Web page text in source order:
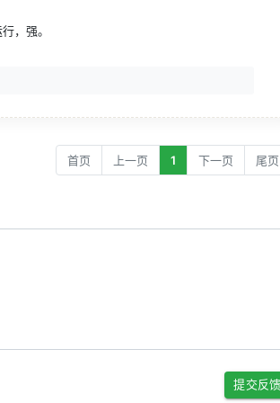
，强。
首页 上一页 1 下一页 尾页
提交反